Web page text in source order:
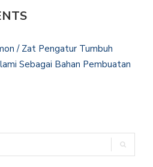
/ Zat Pengatur Tumbuh
Sebagai Bahan Pembuatan